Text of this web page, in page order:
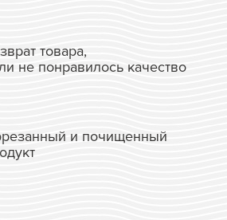
товара,
не понравилось качество
и почищенный